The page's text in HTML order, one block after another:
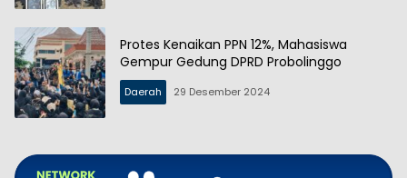
Protes Kenaikan PPN 12%, Mahasiswa
Gempur Gedung DPRD Probolinggo
Daerah 29 Desember 2024